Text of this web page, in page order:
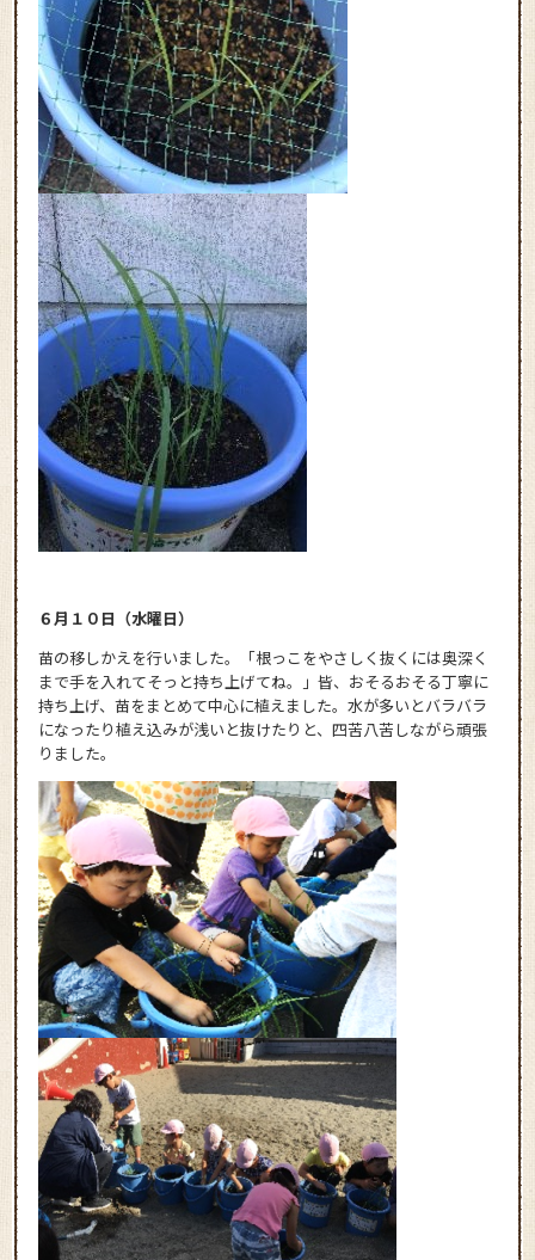
６月１０日（水曜日）
苗の移しかえを行いました。「根っこをやさしく抜くには奥深く
まで手を入れてそっと持ち上げてね。」皆、おそるおそる丁寧に
持ち上げ、苗をまとめて中心に植えました。水が多いとバラバラ
になったり植え込みが浅いと抜けたりと、四苦八苦しながら頑張
りました。